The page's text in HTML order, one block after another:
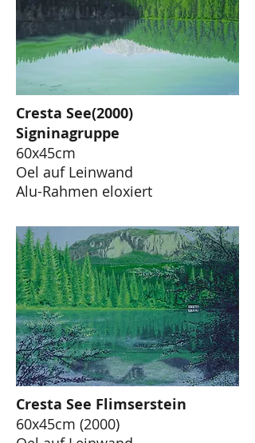
Cresta See(2000)
Signinagruppe
60x45cm
Oel auf Leinwand
Alu-Rahmen eloxiert
Cresta See Flimserstein
60x45cm (2000)